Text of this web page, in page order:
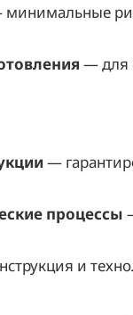
— для
—
процессы
и